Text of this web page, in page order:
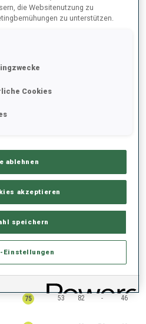
39 0 1
75 53 82 - 46
die Websitenutzung zu
zu unterstützen.
Cookies
ablehnen
akzeptieren
speichern
Einstellungen